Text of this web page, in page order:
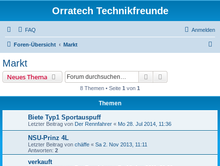
Orratech Technikfreunde
FAQ Anmelden
Foren-Übersicht Markt
Markt
Neues Thema Suche
8 Themen • Seite 1 von 1
Themen
Biete Typ1 Sportauspuff
Letzter Beitrag von Der Rennfahrer « Mo 28. Jul 2014, 11:36
NSU-Prinz 4L
Letzter Beitrag von chäffe « Sa 2. Nov 2013, 11:11
Antworten: 2
verkauft